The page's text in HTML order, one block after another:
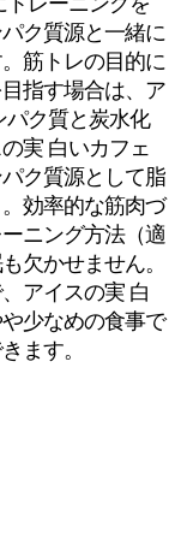
ク質源と一緒に
筋トレの目的に
指す場合は、ア
パク質と炭水化
実 白いカフェ
ク質源として脂
効率的な筋肉づ
ニング方法（適
欠かせません。
アイスの実 白
少なめの食事で
ます。